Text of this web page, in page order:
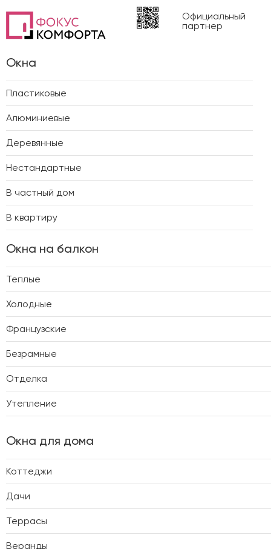
Официальный
партнер
Окна
Пластиковые
Алюминиевые
Деревянные
Нестандартные
В частный дом
В квартиру
Окна на балкон
Теплые
Холодные
Французские
Безрамные
Отделка
Утепление
Окна для дома
Коттеджи
Дачи
Террасы
Веранды